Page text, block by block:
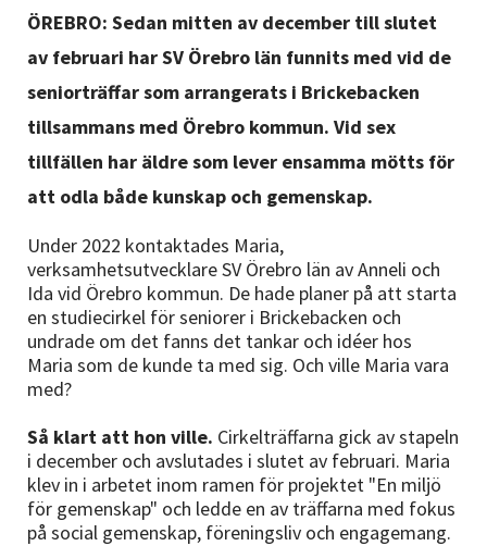
Nyheter
Avdelningar
Lyssna
ÖREBRO: Sedan mitten av december till slutet
av februari har SV Örebro län funnits med vid de
seniorträffar som arrangerats i Brickebacken
tillsammans med Örebro kommun. Vid sex
tillfällen har äldre som lever ensamma mötts för
att odla både kunskap och gemenskap.
Under 2022 kontaktades Maria,
verksamhetsutvecklare SV Örebro län av Anneli och
Ida vid Örebro kommun. De hade planer på att starta
en studiecirkel för seniorer i Brickebacken och
undrade om det fanns det tankar och idéer hos
Maria som de kunde ta med sig. Och ville Maria vara
med?
Så klart att hon ville. Cirkelträffarna gick av stapeln
i december och avslutades i slutet av februari. Maria
klev in i arbetet inom ramen för projektet "En miljö
för gemenskap" och ledde en av träffarna med fokus
på social gemenskap, föreningsliv och engagemang.